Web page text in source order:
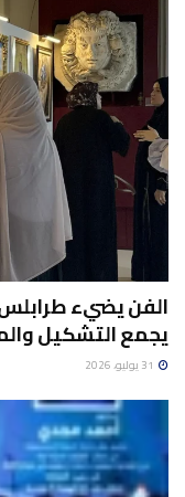
الفن يضيء
يجمع التشكيل